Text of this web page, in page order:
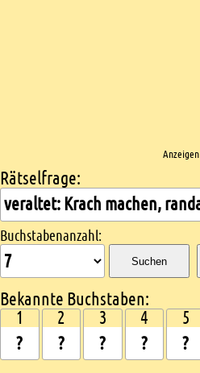
Anzeigen
Kreuzworträtsel suchen
Rätselfrage:
Buchstabenanzahl:
Suchen
Bekannte Buchstaben:
1 2 3 4 5